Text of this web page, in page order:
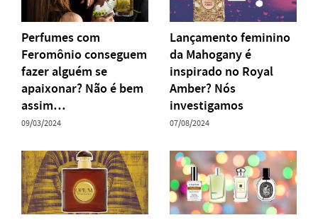
Perfumes com
Feromônio conseguem
fazer alguém se
apaixonar? Não é bem
assim…
09/03/2024
Lançamento feminino
da Mahogany é
inspirado no Royal
Amber? Nós
investigamos
07/08/2024